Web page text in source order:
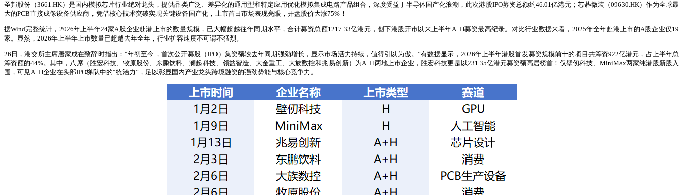
圣邦股份（3661.HK）是国内模拟芯片行业绝对龙头，提供品类广泛、差异化的通用型和特定应用优化模拟集成电路产品组合，深度受益于半导体国产化浪潮，此次港股IPO募资总额约46.01亿港元；芯碁微装（09630.HK）作为全球最
大的PCB直接成像设备供应商，凭借核心技术突破实现关键设备国产化，上市首日市场表现亮眼，开盘股价大涨75%！
据Wind完整统计，2026年上半年24家A股企业赴港上市的数量规模，已大幅超越往年同期水平，合计募资总额1217.33亿港元，创下港股开市以来上半年A+H募资最高纪录。对比行业数据来看，2025年全年赴港上市的A股企业仅19
家。显然，2026年上半年上市数量已超越去年全年，行业扩容速度不可谓不猛烈。
26日，港交所主席唐家成在致辞时指出：“年初至今，首次公开募股（IPO）集资额较去年同期强劲增长，显示市场活力持续，值得引以为傲。”有数据显示，2026年上半年港股首发募资规模前十的项目共筹资922亿港元，占上半年总
筹资额的44%。其中，八席（胜宏科技、牧原股份、东鹏饮料、澜起科技、领益智造、大金重工、大族数控和兆易创新）为A+H两地上市企业，胜宏科技更是以231.35亿港元募资额高居榜首！仅壁仞科技、MiniMax两家纯港股新股入
围，可见A+H企业在头部IPO梯队中的“统治力”，足以彰显国内产业龙头跨境融资的强劲势能与核心竞争力。